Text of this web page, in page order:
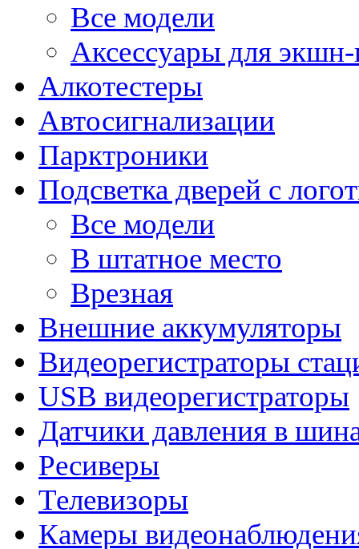
Все модели
Аксессуары для
Алкотестеры
Автосигнализации
Парктроники
Подсветка дверей с
Все модели
В штатное место
Врезная
Внешние аккумуляторы
Видеорегистраторы
USB видеорегистраторы
Датчики давления в
Ресиверы
Телевизоры
Камеры